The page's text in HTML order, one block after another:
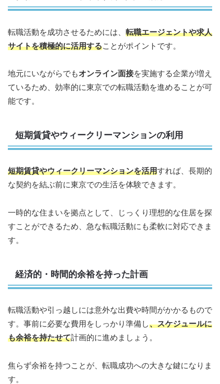
転職活動を成功させるためには、 転職エージェントや求人
サイトを積極的に活用することがポイントです。
地元にいながらでもオンライン面接を実施する企業が増え
ているため、効率的に東京での転職活動を進めることが可
能です。
短期賃貸やウィークリーマンションの利用
短期賃貸やウィークリーマンションを活用すれば、長期的
な契約を結ぶ前に東京での生活を体験できます。
一時的な住まいを拠点として、じっくり理想的な住居を探
すことができるため、急な転職活動にも柔軟に対応できま
す。
経済的・時間的余裕を持った計画
転職活動や引っ越しには意外な出費や時間がかかるもので
す。事前に必要な費用をしっかり準備し、スケジュールに
も余裕を持たせて計画的に進めましょう。
焦らず余裕を持つことが、転職成功への大きな鍵になりま
す。